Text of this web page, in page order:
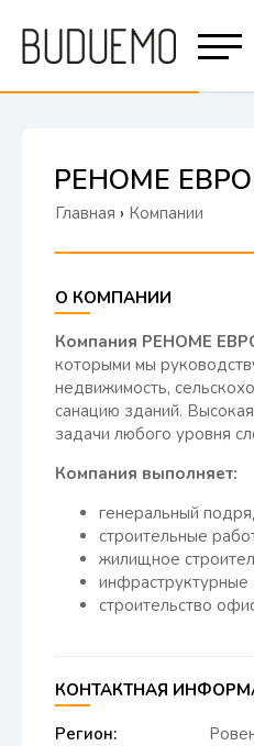
РЕНОМЕ
Главная › Компании
О КОМПАНИИ
Компания РЕНОМЕ
которыми мы
недвижимость,
санацию зданий.
задачи любого уровня
Компания выполняет:
генеральный
строительные
жилищное
строительство
КОНТАКТНАЯ
Регион: